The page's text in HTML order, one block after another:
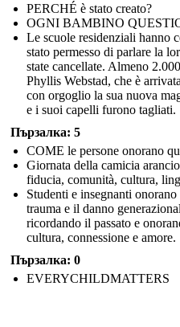
PERCHÉ è stato creato?
OGNI BAMBINO
Le scuole residenziali hanno
stato permesso di parlare la
state cancellate. Almeno
Phyllis Webstad, che è
con orgoglio la sua nuova
e i suoi capelli furono tagliati.
Пързалка: 5
COME le persone onorano
Giornata della camicia
fiducia, comunità, cultura,
Studenti e insegnanti
trauma e il danno
ricordando il passato e
cultura, connessione e amore.
Пързалка: 0
EVERYCHILDMATTERS